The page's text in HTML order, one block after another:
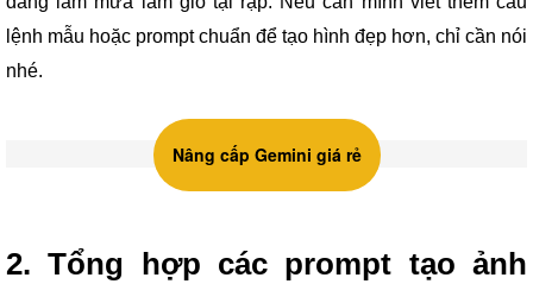
lệnh mẫu hoặc prompt chuẩn để tạo hình đẹp hơn, chỉ cần nói
nhé.
Nâng cấp Gemini giá rẻ
2. Tổng hợp các prompt tạo ảnh